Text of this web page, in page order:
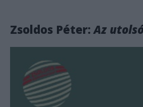
Zsoldos Péter:Az